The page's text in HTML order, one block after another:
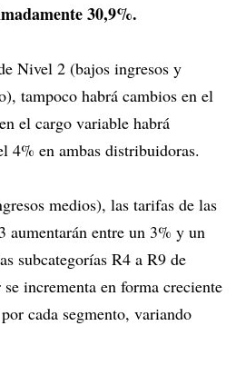
30,9%.
Nivel 2 (bajos ingresos y
tampoco habrá cambios en el
el cargo variable habrá
4% en ambas distribuidoras.
medios), las tarifas de las
aumentarán entre un 3% y un
subcategorías R4 a R9 de
incrementa en forma creciente
cada segmento, variando